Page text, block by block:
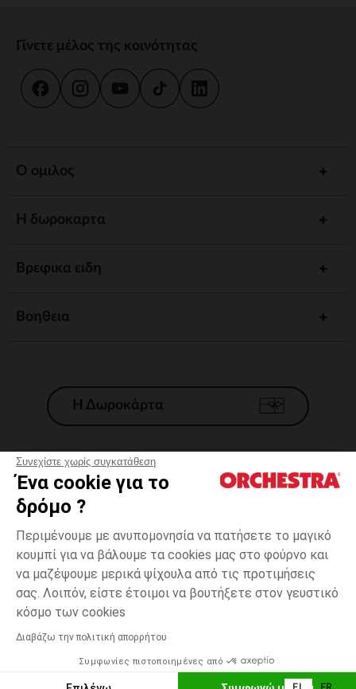
Συνεχίστε χωρίς συγκατάθεση
Ένα cookie για το
δρόμο ?
Περιμένουμε με ανυπομονησία να πατήσετε το μαγικό
κουμπί για να βάλουμε τα cookies μας στο φούρνο και
να μαζέψουμε μερικά ψίχουλα από τις προτιμήσεις
σας. Λοιπόν, είστε έτοιμοι να βουτήξετε στον γευστικό
κόσμο των cookies
Διαβάζω την πολιτική απορρήτου
Συμφωνίες πιστοποιημένες από
Rose
Δυνατότητα πληρωμής με
ΕΠΙΛΟΓΗ ΜΕΓΕΘΟΥΣ
Γίνετε μέλος της κοινότητας
Ο ομιλος
Η δωροκαρτα
Βρεφικα ειδη
Βοηθεια
Η Δωροκάρτα
Γενικοί 'Οροι Πώλησης
*Εμπορικες προσφορες
Προσωπικά δεδομένα
Διαχείρηση των cookies
Προσβασιμότητα: μη συμμορφούμενη
H Orchestra συμμετέχει στον κωδικά δεοντολογίας και στο σύστημα
μεσολάβησης της Γαλλικής Ομοσπονδίας Ηλεκτρονικού Εμπορίου.